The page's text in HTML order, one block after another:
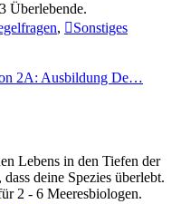
Überlebende.
,
Sonstiges
2A: Ausbildung De…
Lebens in den Tiefen der
deine Spezies überlebt.
2 - 6 Meeresbiologen.